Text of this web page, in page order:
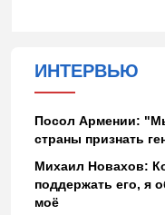
ИНТЕРВЬЮ
Посол Армении:
страны признать
Михаил Новахов:
поддержать его, я
моё